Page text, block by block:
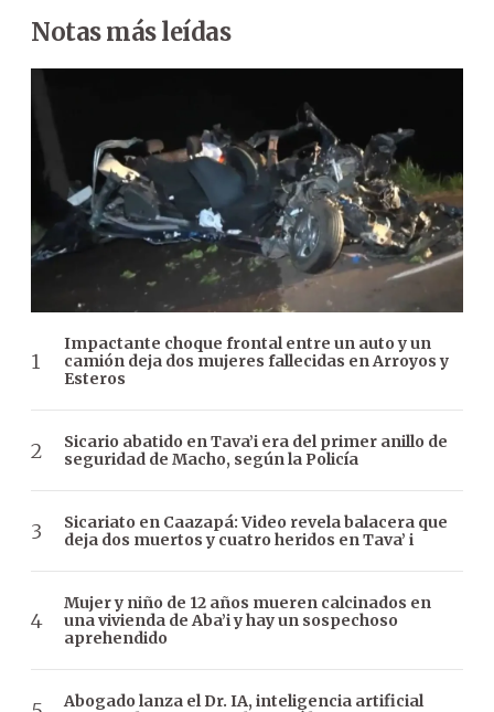
Notas más leídas
Impactante choque frontal entre un auto y un
camión deja dos mujeres fallecidas en Arroyos y
Esteros
Sicario abatido en Tava’i era del primer anillo de
seguridad de Macho, según la Policía
Sicariato en Caazapá: Video revela balacera que
deja dos muertos y cuatro heridos en Tava’ i
Mujer y niño de 12 años mueren calcinados en
una vivienda de Aba’i y hay un sospechoso
aprehendido
Abogado lanza el Dr. IA, inteligencia artificial